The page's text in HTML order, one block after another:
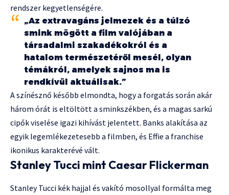
rendszer kegyetlenségére.
„Az extravagáns jelmezek és a túlzó
smink mögött a film valójában a
társadalmi szakadékokról és a
hatalom természetéről mesél, olyan
témákról, amelyek sajnos ma is
rendkívül aktuálisak.”
A színésznő később elmondta, hogy a forgatás során akár
három órát is eltöltött a sminkszékben, és a magas sarkú
cipők viselése igazi kihívást jelentett. Banks alakítása az
egyik legemlékezetesebb a filmben, és Effie a franchise
ikonikus karakterévé vált.
Stanley Tucci mint Caesar Flickerman
Stanley Tucci kék hajjal és vakító mosollyal formálta meg